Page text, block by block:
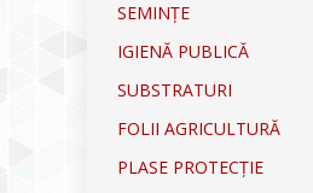
SEMINȚE
IGIENĂ PUBLICĂ
SUBSTRATURI
FOLII AGRICULTURĂ
PLASE PROTECȚIE